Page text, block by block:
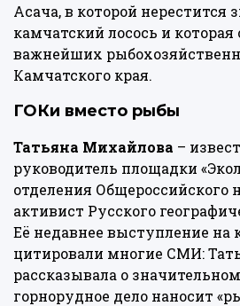
Асача, в которой нерестится
камчатский лосось и которая
важнейших
Камчатского края.
ГОКи вместо рыбы
Татьяна Михайлова –
руководитель площадки
отделения Общероссийского
активист Русского
Её недавнее выступление на
цитировали многие СМИ:
рассказывала о
горнорудное дело наносит